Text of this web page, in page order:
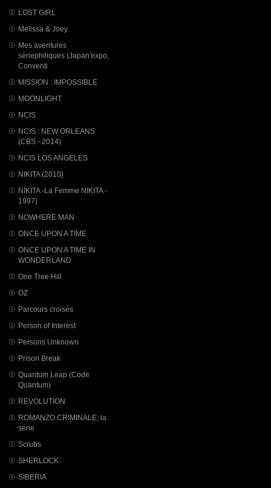
LOST GIRL
Melissa & Joey
Mes aventures
sériephiliques (Japan'expo,
Conventi
MISSION : IMPOSSIBLE
MOONLIGHT
NCIS
NCIS : NEW ORLEANS
(CBS - 2014)
NCIS LOS ANGELES
NIKITA (2010)
NIKITA -La Femme NIKITA -
1997)
NOWHERE MAN
ONCE UPON A TIME
ONCE UPON A TIME IN
WONDERLAND
One Tree Hill
OZ
Parcours croisés
Person of Interest
Persons Unknown
Prison Break
Quantum Leap (Code
Quantum)
REVOLUTION
ROMANZO CRIMINALE, la
série
Scrubs
SHERLOCK
SIBERIA